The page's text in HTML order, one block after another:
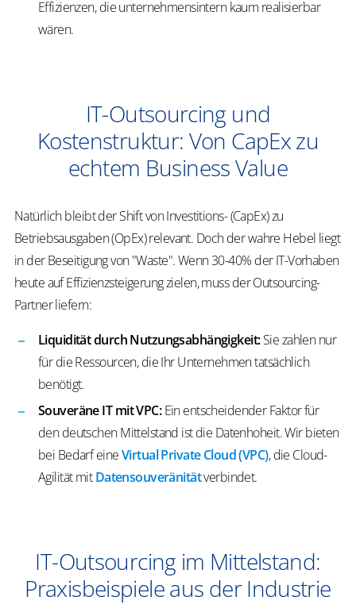
Effizienzen, die unternehmensintern kaum realisierbar
wären.
IT-Outsourcing und
Kostenstruktur: Von CapEx zu
echtem Business Value
Natürlich bleibt der Shift von Investitions- (CapEx) zu
Betriebsausgaben (OpEx) relevant. Doch der wahre Hebel liegt
in der Beseitigung von "Waste". Wenn 30-40% der IT-Vorhaben
heute auf Effizienzsteigerung zielen, muss der Outsourcing-
Partner liefern:
Liquidität durch Nutzungsabhängigkeit:Sie zahlen nur
für die Ressourcen, die Ihr Unternehmen tatsächlich
benötigt.
Souveräne IT mit VPC:Ein entscheidender Faktor für
den deutschen Mittelstand ist die Datenhoheit. Wir bieten
bei Bedarf eineVirtual Private Cloud (VPC), die Cloud-
Agilität mitDatensouveränitätverbindet.
IT-Outsourcing im Mittelstand:
Praxisbeispiele aus der Industrie